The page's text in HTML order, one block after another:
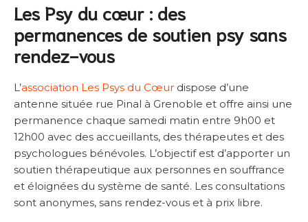
Les Psy du cœur : des
permanences de soutien psy sans
rendez-vous
L’association Les Psys du Cœur dispose d’une
antenne située rue Pinal à Grenoble et offre ainsi une
permanence chaque samedi matin entre 9h00 et
12h00 avec des accueillants, des thérapeutes et des
psychologues bénévoles. L’objectif est d’apporter un
soutien thérapeutique aux personnes en souffrance
et éloignées du système de santé. Les consultations
sont anonymes, sans rendez-vous et à prix libre.